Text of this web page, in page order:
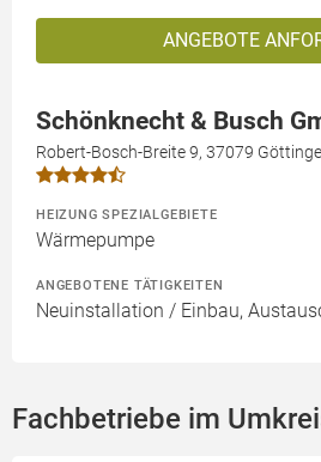
ANGEBOTE
Schönknecht & Busch
Robert-Bosch-Breite 9, 37079
HEIZUNG SPEZIALGEBIETE
Wärmepumpe
ANGEBOTENE TÄTIGKEITEN
Neuinstallation / Einbau,
Fachbetriebe im